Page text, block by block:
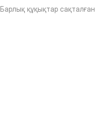
Барлық құқықтар сақталған